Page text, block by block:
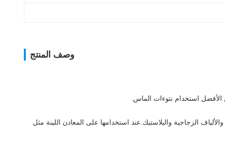
وصف المنتج
الأفضل استخدام نتوءات الماس.
الزجاجية والبلاستيك.عند استخدامها على المعادن اللينة مثل